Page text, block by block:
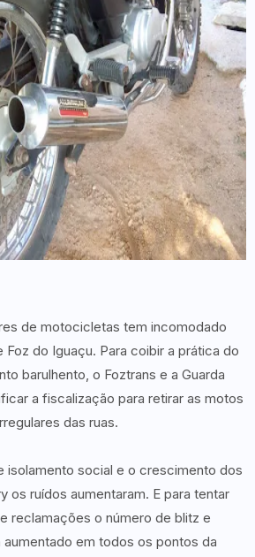
de motocicletas tem incomodado
Foz do Iguaçu. Para coibir a prática do
barulhento, o Foztrans e a Guarda
a fiscalização para retirar as motos
das ruas.
isolamento social e o crescimento dos
os ruídos aumentaram. E para tentar
reclamações o número de blitz e
aumentado em todos os pontos da